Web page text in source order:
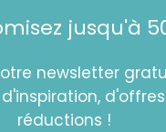
jusqu'à
newsletter
réductions !